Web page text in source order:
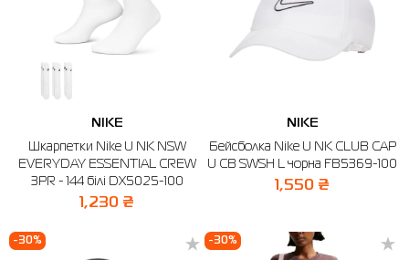
NIKE
Шкарпетки Nike U NK NSW
EVERYDAY ESSENTIAL CREW
3PR - 144 білі DX5025-100
1,230 ₴
NIKE
Бейсболка Nike U NK CLUB CAP
U CB SWSH L чорна FB5369-100
1,550 ₴
-30% -30%